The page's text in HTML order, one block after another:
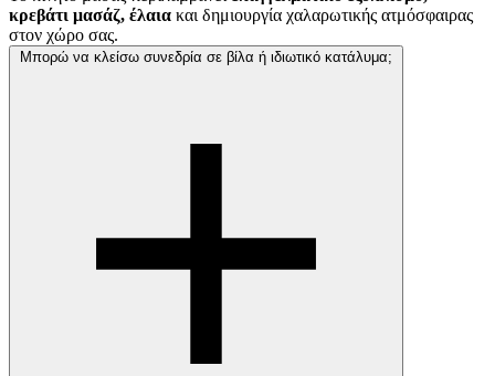
κρεβάτι μασάζ, έλαια και δημιουργία χαλαρωτικής ατμόσφαιρας
στον χώρο σας.
Μπορώ να κλείσω συνεδρία σε βίλα ή ιδιωτικό κατάλυμα;